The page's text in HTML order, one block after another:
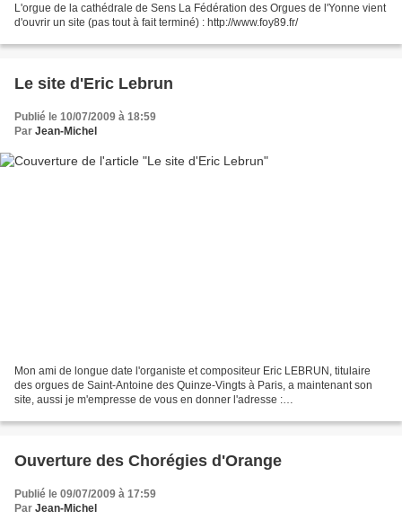
L'orgue de la cathédrale de Sens La Fédération des Orgues de l'Yonne vient
d'ouvrir un site (pas tout à fait terminé) : http://www.foy89.fr/
Le site d'Eric Lebrun
Publié le 10/07/2009 à 18:59
Par Jean-Michel
Mon ami de longue date l'organiste et compositeur Eric LEBRUN, titulaire
des orgues de Saint-Antoine des Quinze-Vingts à Paris, a maintenant son
site, aussi je m'empresse de vous en donner l'adresse :
Ouverture des Chorégies d'Orange
Publié le 09/07/2009 à 17:59
Par Jean-Michel